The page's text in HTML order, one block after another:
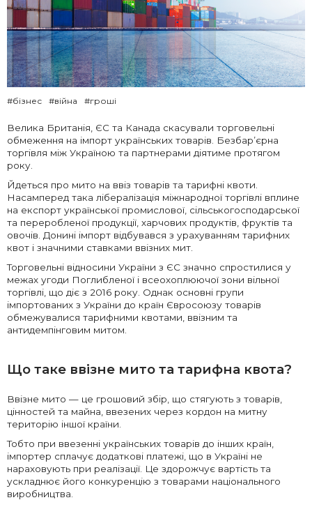
#бізнес #війна #гроші
Велика Британія, ЄС та Канада скасували торговельні
обмеження на імпорт українських товарів. Безбар’єрна
торгівля між Україною та партнерами діятиме протягом
року.
Йдеться про мито на ввіз товарів та тарифні квоти.
Насамперед така лібералізація міжнародної торгівлі вплине
на експорт української промислової, сільськогосподарської
та переробленої продукції, харчових продуктів, фруктів та
овочів. Донині імпорт відбувався з урахуванням тарифних
квот і значними ставками ввізних мит.
Торговельні відносини України з ЄС значно спростилися у
межах угоди Поглибленої і всеохоплюючої зони вільної
торгівлі, що діє з 2016 року. Однак основні групи
імпортованих з України до країн Євросоюзу товарів
обмежувалися тарифними квотами, ввізним та
антидемпінговим митом.
Що таке ввізне мито та тарифна квота?
Ввізне мито — це грошовий збір, що стягують з товарів,
цінностей та майна, ввезених через кордон на митну
територію іншої країни.
Тобто при ввезенні українських товарів до інших країн,
імпортер сплачує додаткові платежі, що в Україні не
нараховують при реалізації. Це здорожчує вартість та
ускладнює його конкуренцію з товарами національного
виробництва.